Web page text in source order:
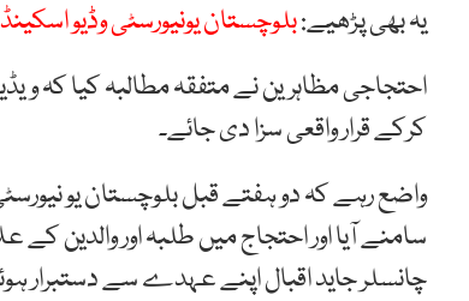
یہ بھی پڑھیے:بلوچستان یونیورسٹی وڈیو
احتجاجی مظاہرین نے متفقہ مطالبہ کیا کہ
کرکے قرار واقعی سزا دی جائے۔
واضع رہے کہ دو ہفتے قبل بلوچستان یو
سامنے آیا اور احتجاج میں طلبہ اور والدین
چانسلر جاید اقبال اپنے عہدے سے دستبرار